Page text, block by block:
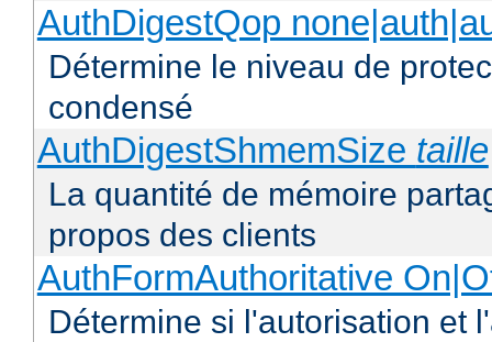
AuthDigestQop
Détermine le niveau de
condensé
AuthDigestShmemSize taille
La quantité de mémoire
propos des clients
AuthFormAuthoritative
Détermine si l'autorisation et